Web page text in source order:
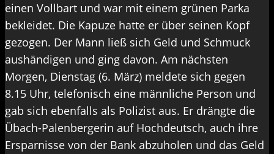
einen Vollbart und war mit einem grünen Parka
bekleidet. Die Kapuze hatte er über seinen Kopf
gezogen. Der Mann ließ sich Geld und Schmuck
aushändigen und ging davon. Am nächsten
Morgen, Dienstag (6. März) meldete sich gegen
8.15 Uhr, telefonisch eine männliche Person und
gab sich ebenfalls als Polizist aus. Er drängte die
Übach-Palenbergerin auf Hochdeutsch, auch ihre
Ersparnisse von der Bank abzuholen und das Geld